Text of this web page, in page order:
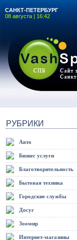
САНКТ-ПЕТЕРБУРГ
08 августа | 16:42
РУБРИКИ
Авто
Бизнес услуги
Благотворительность
Бытовая техника
Городские службы
Досуг
Зоомир
Интернет-магазины